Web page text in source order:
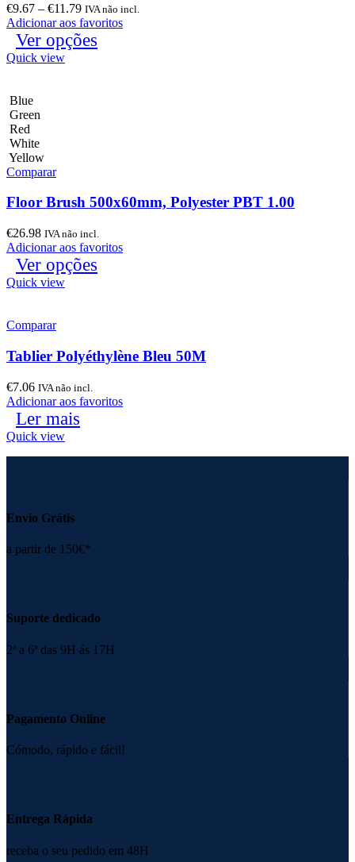
€9.67 – €11.79 IVA não incl.
Adicionar aos favoritos
Ver opções
Quick view
Blue
Green
Red
White
Yellow
Comparar
Floor Brush 500x60mm, Polyester PBT 1.00
€26.98 IVA não incl.
Adicionar aos favoritos
Ver opções
Quick view
Comparar
Tablier Polyéthylène Bleu 50M
€7.06 IVA não incl.
Adicionar aos favoritos
Ler mais
Quick view
Envio Grátis
a partir de 150€*
Suporte dedicado
2ª a 6ª das 9H ás 17H
Pagamento Online
Cómodo, rápido e fácil!
Entrega Rápida
receba o seu pedido em 48H